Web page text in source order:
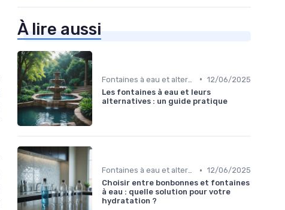
À lire aussi
• 12/06/2025
Les fontaines à eau et leurs
alternatives : un guide pratique
Fontaines à eau et alternatives • 12/06/2025
Choisir entre bonbonnes et fontaines
à eau : quelle solution pour votre
hydratation ?